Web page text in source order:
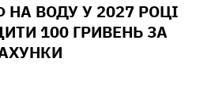
НА ВОДУ У 2027 РОЦІ
100 ГРИВЕНЬ ЗА